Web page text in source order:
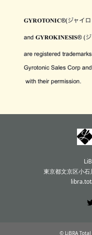
東京都文京区小
© LiBRA